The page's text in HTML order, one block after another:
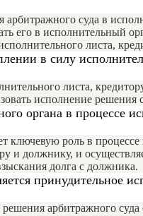
суда в
его в исполнительный
листа,
в силу
листа,
исполнение
органа в процессе
ключевую роль в
и должнику, и
долга с должника.
принудительное
арбитражного